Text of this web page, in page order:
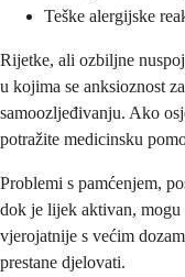
Teške alergijske
Rijetke, ali ozbiljne
u kojima se anksioznost
samoozljeđivanju. Ako
potražite medicinsku
Problemi s pamćenjem,
dok je lijek aktivan, mogu
vjerojatnije s većim
prestane djelovati.